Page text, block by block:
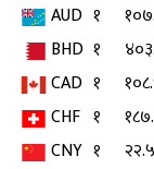
AUD १
BHD १
CAD १
CHF १
CNY १